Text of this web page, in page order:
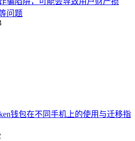
问题
钱包在不同手机上的使用与迁移指